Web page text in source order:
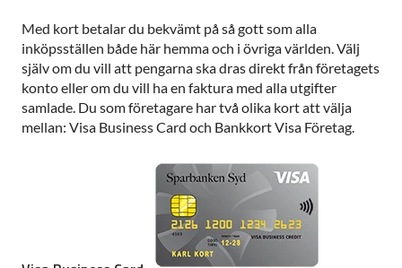
Med kort betalar du bekvämt på så gott som alla
inköpsställen både här hemma och i övriga världen. Välj
själv om du vill att pengarna ska dras direkt från företagets
konto eller om du vill ha en faktura med alla utgifter
samlade. Du som företagare har två olika kort att välja
mellan: Visa Business Card och Bankkort Visa Företag.